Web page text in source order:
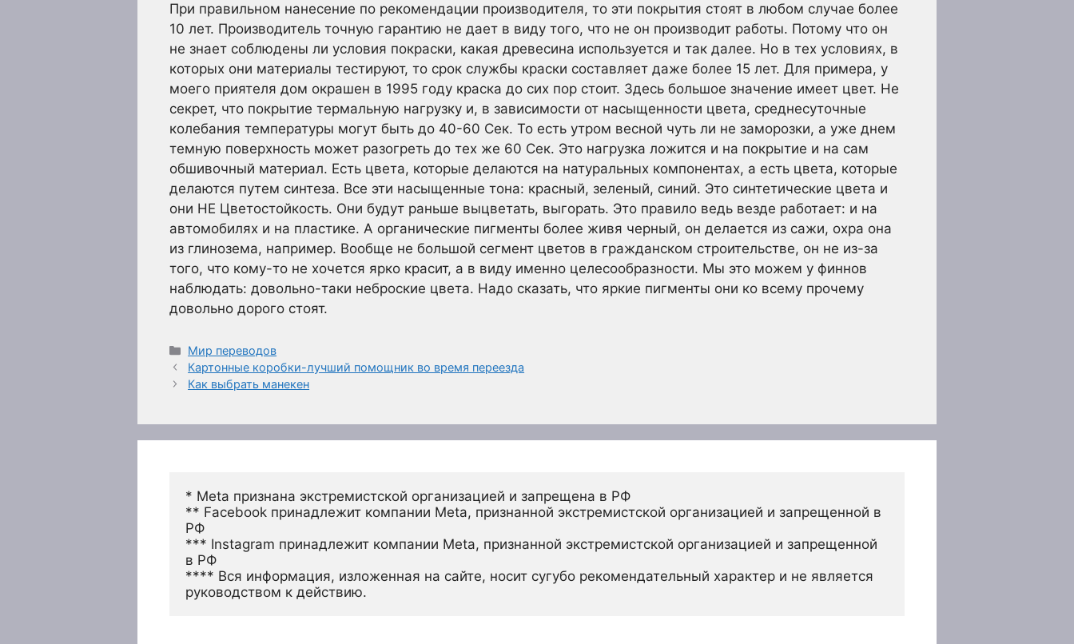
При правильном нанесение по рекомендации производителя, то эти покрытия стоят в любом случае более
10 лет. Производитель точную гарантию не дает в виду того, что не он производит работы. Потому что он
не знает соблюдены ли условия покраски, какая древесина используется и так далее. Но в тех условиях, в
которых они материалы тестируют, то срок службы краски составляет даже более 15 лет. Для примера, у
моего приятеля дом окрашен в 1995 году краска до сих пор стоит. Здесь большое значение имеет цвет. Не
секрет, что покрытие термальную нагрузку и, в зависимости от насыщенности цвета, среднесуточные
колебания температуры могут быть до 40-60 Сек. То есть утром весной чуть ли не заморозки, а уже днем
темную поверхность может разогреть до тех же 60 Сек. Это нагрузка ложится и на покрытие и на сам
обшивочный материал. Есть цвета, которые делаются на натуральных компонентах, а есть цвета, которые
делаются путем синтеза. Все эти насыщенные тона: красный, зеленый, синий. Это синтетические цвета и
они НЕ Цветостойкость. Они будут раньше выцветать, выгорать. Это правило ведь везде работает: и на
автомобилях и на пластике. А органические пигменты более живя черный, он делается из сажи, охра она
из глинозема, например. Вообще не большой сегмент цветов в гражданском строительстве, он не из-за
того, что кому-то не хочется ярко красит, а в виду именно целесообразности. Мы это можем у финнов
наблюдать: довольно-таки неброские цвета. Надо сказать, что яркие пигменты они ко всему прочему
довольно дорого стоят.
Рубрики
Мир переводов
Картонные коробки-лучший помощник во время переезда
Как выбрать манекен
* Meta признана экстремистской организацией и запрещена в РФ
** Facebook принадлежит компании Meta, признанной экстремистской организацией и запрещенной в
РФ
*** Instagram принадлежит компании Meta, признанной экстремистской организацией и запрещенной
в РФ
**** Вся информация, изложенная на сайте, носит сугубо рекомендательный характер и не является
руководством к действию.